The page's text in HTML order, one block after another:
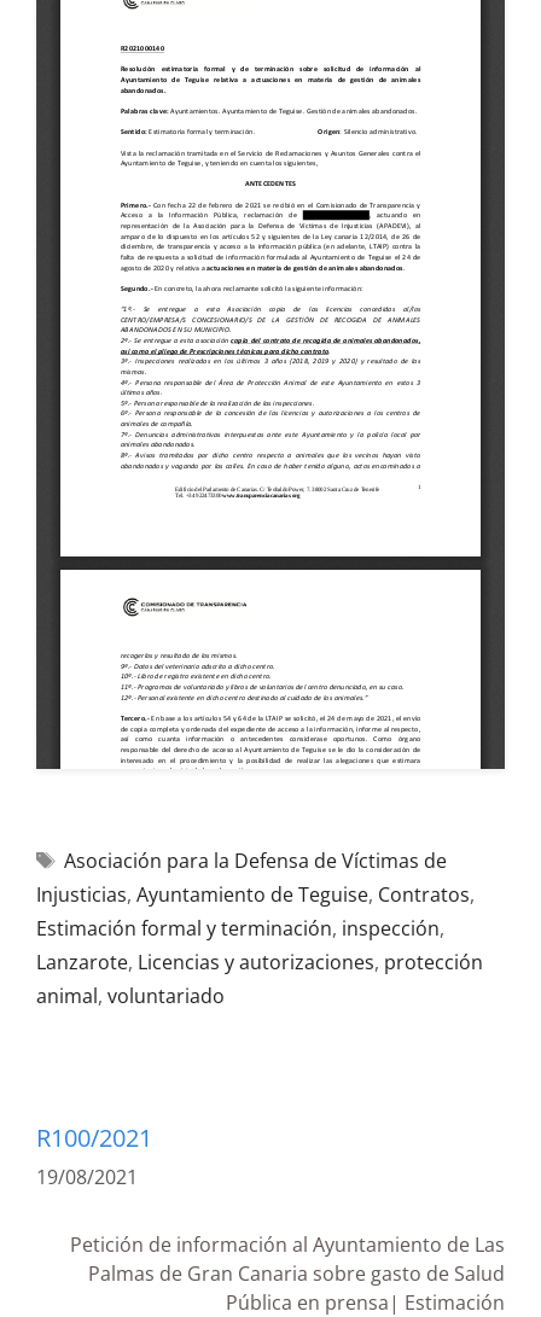
Asociación para la Defensa de Víctimas de
Injusticias, Ayuntamiento de Teguise, Contratos,
Estimación formal y terminación, inspección,
Lanzarote, Licencias y autorizaciones, protección
animal, voluntariado
R100/2021
19/08/2021
Petición de información al Ayuntamiento de Las
Palmas de Gran Canaria sobre gasto de Salud
Pública en prensa| Estimación